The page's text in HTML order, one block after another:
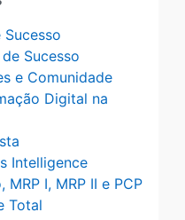
Sucesso
e Comunidade
Digital na
Intelligence
I, MRP II e PCP
Total